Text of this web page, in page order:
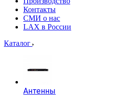
Контакты
СМИ о нас
LAX в России
Каталог
Антенны